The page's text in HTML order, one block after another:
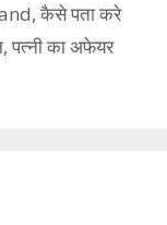
, कैसे पता करे
, पत्नी का अफेयर